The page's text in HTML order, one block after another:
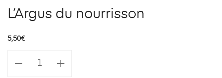
L’Argus du nourrisson
5,50€